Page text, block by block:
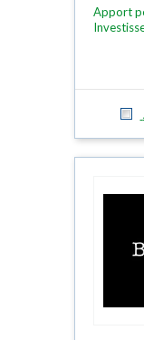
Apport